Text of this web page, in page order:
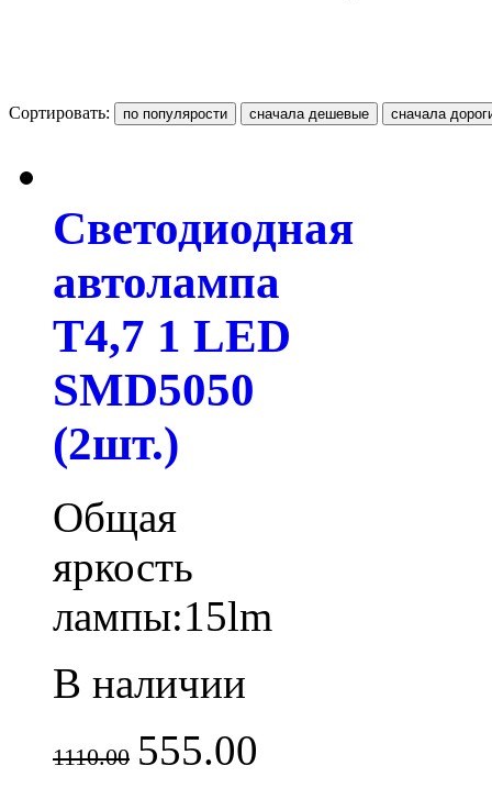
Сортировать:
Светодиодная
автолампа
T4,7 1 LED
SMD5050
(2шт.)
Общая
яркость
лампы:15lm
В наличии
1110.00 555.00